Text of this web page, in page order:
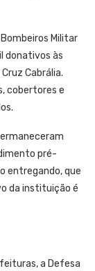
Militar
donativos às
Cabrália.
cobertores e
pré-
entregando, que
da instituição é
a Defesa